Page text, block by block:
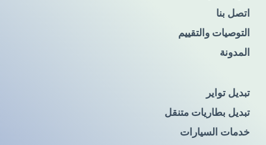
اتصل بنا
التوصيات والتقييم
المدونة
تبديل تواير
تبديل بطاريات متنقل
خدمات السيارات